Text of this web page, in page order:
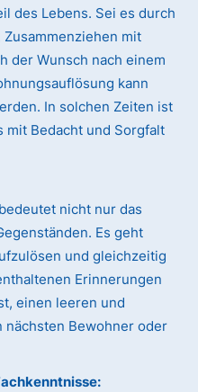
des Lebens. Sei es durch
mit
der Wunsch nach einem
kann
In solchen Zeiten ist
mit Bedacht und Sorgfalt
nicht nur das
Es geht
und gleichzeitig
Erinnerungen
einen leeren und
nächsten Bewohner oder